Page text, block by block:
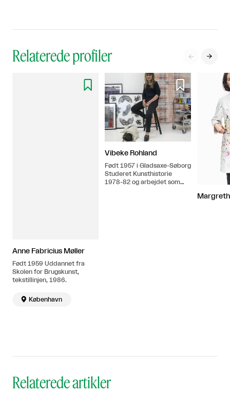
Relaterede profiler  

Anne Fabricius Møller
Født 1959 Uddannet fra
Skolen for Brugskunst,
tekstillinjen, 1986.
 København

Vibeke Rohland
Født 1957 i Gladsaxe-Søborg
Studeret Kunsthistorie
1978-82 og arbejdet som
Relaterede artikler